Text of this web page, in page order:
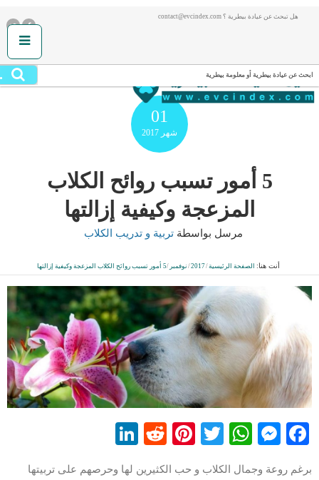
هل تبحث عن عيادة بيطرية ؟ contact@evcindex.com
ابحث عن عيادة بيطرية أو معلومة بيطرية
01
شهر 2017
5 أمور تسبب روائح الكلاب
المزعجة وكيفية إزالتها
مرسل بواسطةتربية و تدريب الكلاب
أنت هنا: الصفحة الرئيسية/
2017
/ نوفمبر /5 أمور تسبب روائح الكلاب المزعجة وكيفية إزالتها
Facebook
Messenger
WhatsApp
Twitter
Pinterest
Reddit
برغم روعة وجمال الكلاب و حب الكثيرين لها وحرصهم على تربيتها